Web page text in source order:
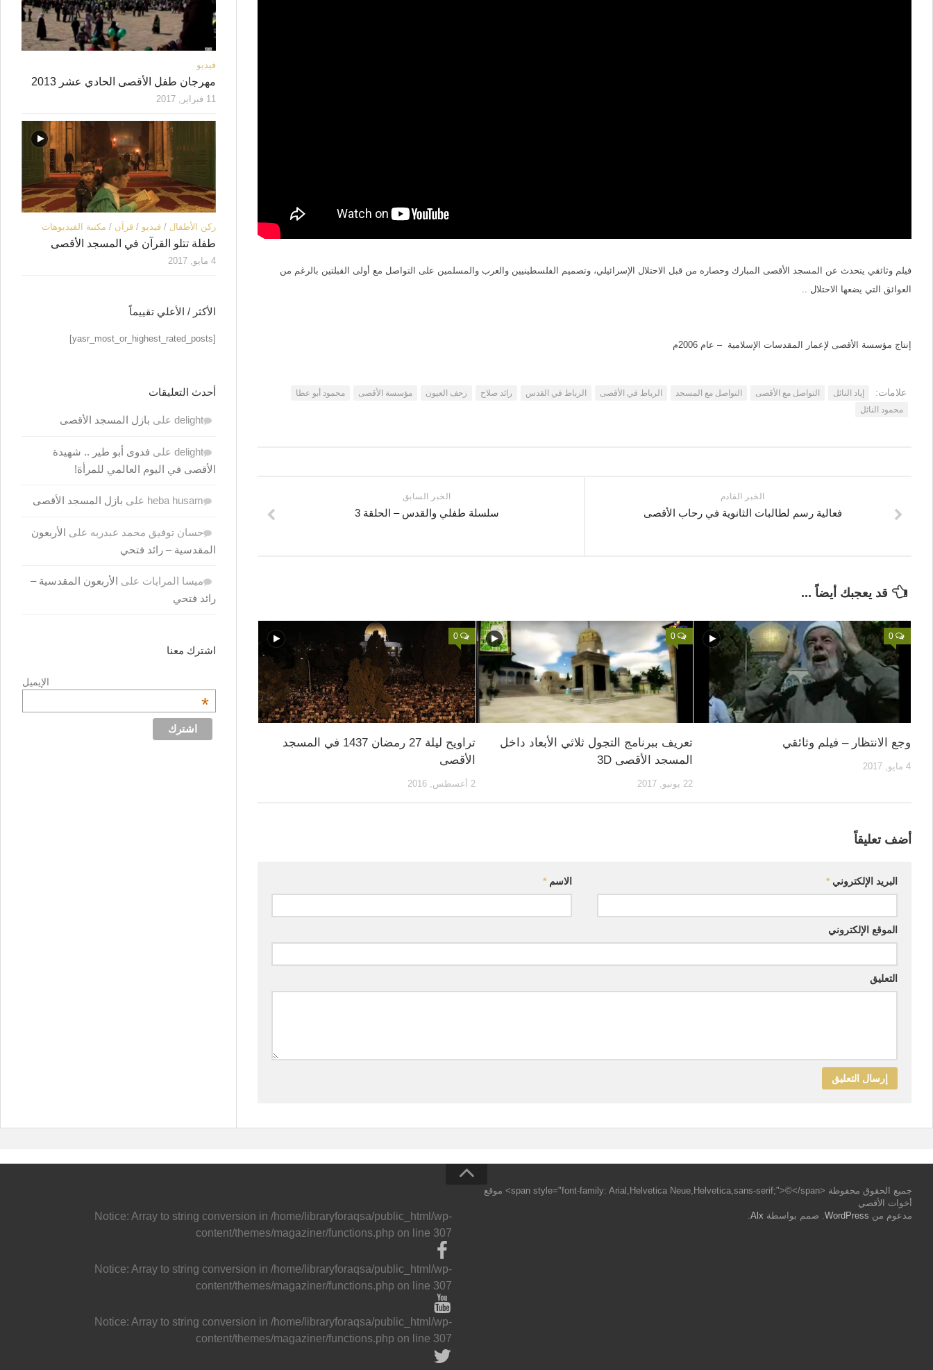
فيلم وثائقي يتحدث عن المسجد الأقصى المبارك وحصاره من قبل الاحتلال الإسرائيلي، وتصميم الفلسطينيين والعرب والمسلمين على التواصل مع أولى القبلتين بالرغم من
العوائق التي يضعها الاحتلال ..
إنتاج مؤسسة الأقصى لإعمار المقدسات الإسلامية – عام 2006م
علامات: إياد النائل التواصل مع الأقصى التواصل مع المسجد الرباط في الأقصى الرباط في القدس رائد صلاح زحف العيون مؤسسة الأقصى
محمود أبو عطا
محمود النائل
الخبر القادم
فعالية رسم لطالبات الثانوية في رحاب الأقصى
الخبر السابق
سلسلة طفلي والقدس – الحلقة 3
قد يعجبك أيضاً ...
0
وجع الانتظار – فيلم وثائقي
4 مايو, 2017
0
تعريف ببرنامج التجول ثلاثي الأبعاد داخل
المسجد الأقصى 3D
22 يونيو, 2017
0
تراويح ليلة 27 رمضان 1437 في المسجد
الأقصى
2 أغسطس, 2016
أضف تعليقاً
الاسم* البريد الإلكتروني *
الموقع الإلكتروني
التعليق
فيديو
مهرجان طفل الأقصى الحادي عشر 2013
11 فبراير, 2017
ركن الأطفال / فيديو / قرآن / مكتبة الفيديوهات
طفلة تتلو القرآن في المسجد الأقصى
4 مايو, 2017
الأكثر / الأعلي تقييماً
[yasr_most_or_highest_rated_posts]
أحدث التعليقات
delight على بازل المسجد الأقصى
delight على فدوى أبو طير .. شهيدة
الأقصى في اليوم العالمي للمرأة!
heba husam على بازل المسجد الأقصى
حسان توفيق محمد عبدربه على الأربعون
المقدسية – رائد فتحي
ميسا المرايات على الأربعون المقدسية –
رائد فتحي
اشترك معنا
الإيميل
*
جميع الحقوق محفوظة <span style="font-family: Arial,Helvetica Neue,Helvetica,sans-serif;">©</span> موقع
أخوات الأقصي
مدعوم من WordPress . صمم بواسطة Alx
Notice: Array to string conversion in/home/libraryforaqsa/public_html/wp-
content/themes/magaziner/functions.php on line 307
Notice: Array to string conversion in/home/libraryforaqsa/public_html/wp-
content/themes/magaziner/functions.php on line 307
Notice: Array to string conversion in/home/libraryforaqsa/public_html/wp-
content/themes/magaziner/functions.php on line 307